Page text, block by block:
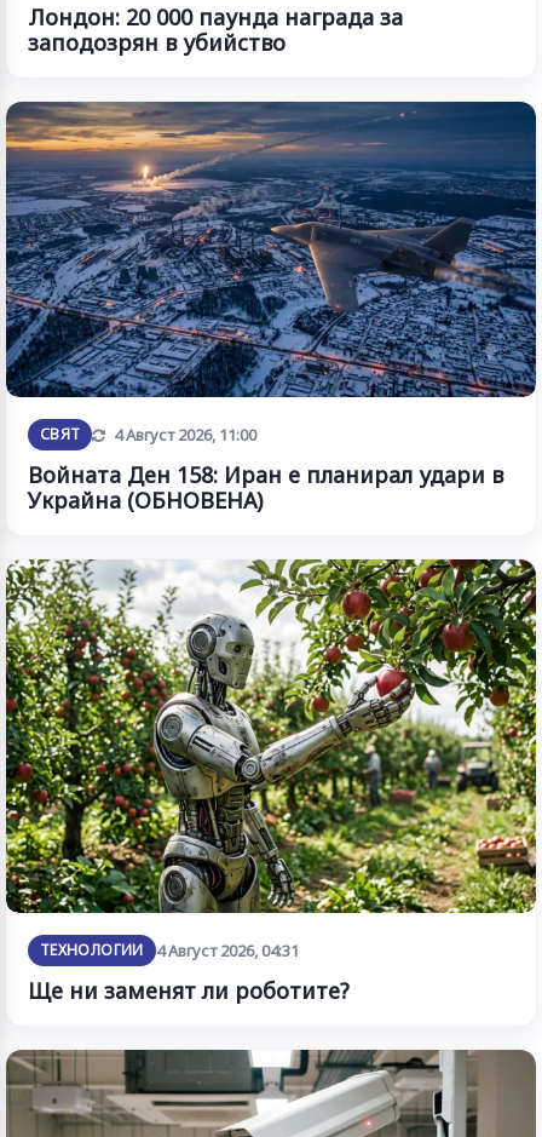
Лондон: 20 000 паунда награда за
заподозрян в убийство
СВЯТ Обновена
4 Август 2026, 11:00
Войната Ден 158: Иран е планирал удари в
Украйна (ОБНОВЕНА)
ТЕХНОЛОГИИ 4 Август 2026, 04:31
Ще ни заменят ли роботите?